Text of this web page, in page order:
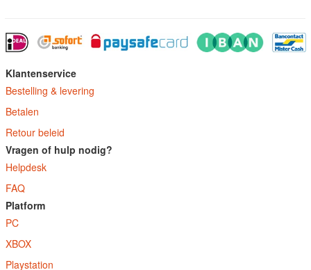
Klantenservice
Bestelling & levering
Betalen
Retour beleid
Vragen of hulp nodig?
Helpdesk
FAQ
Platform
PC
XBOX
Playstation